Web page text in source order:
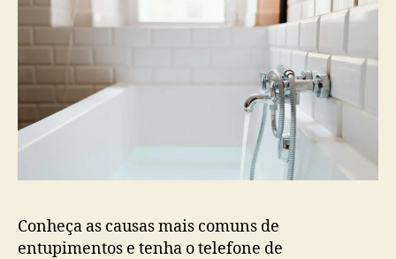
Conheça as causas mais comuns de
entupimentos e tenha o telefone de